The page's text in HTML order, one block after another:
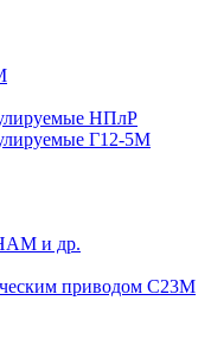
НПлР
Г12-5М
и др.
приводом С23М